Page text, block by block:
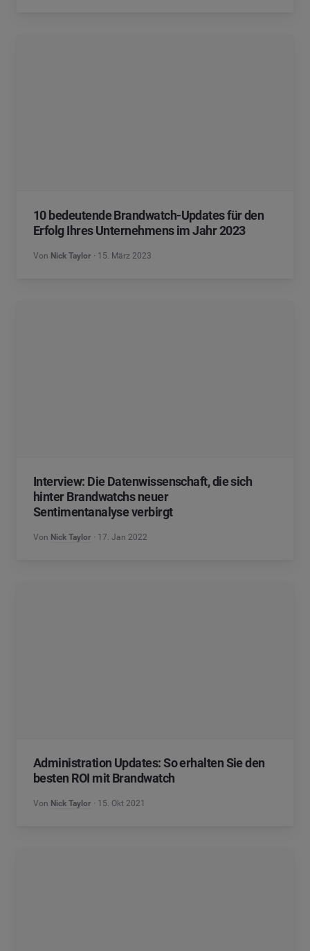
10 bedeutende Brandwatch-Updates für den
Erfolg Ihres Unternehmens im Jahr 2023
Von Nick Taylor 15. März 2023
Interview: Die Datenwissenschaft, die sich
hinter Brandwatchs neuer
Sentimentanalyse verbirgt
Von Nick Taylor 17. Jan 2022
Administration Updates: So erhalten Sie den
besten ROI mit Brandwatch
Von Nick Taylor 15. Okt 2021